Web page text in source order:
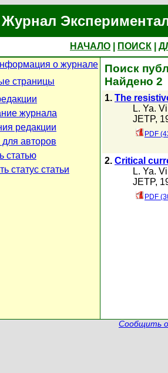
Журнал
НАЧАЛО ПОИСК
о журнале
страницы
журнала
редакции
авторов
статью
статус статьи
Поиск
Найдено 2
1. The
L. Ya.
JETP,
PDF
2. Critical
L. Ya.
JETP,
PDF
Сообщить о